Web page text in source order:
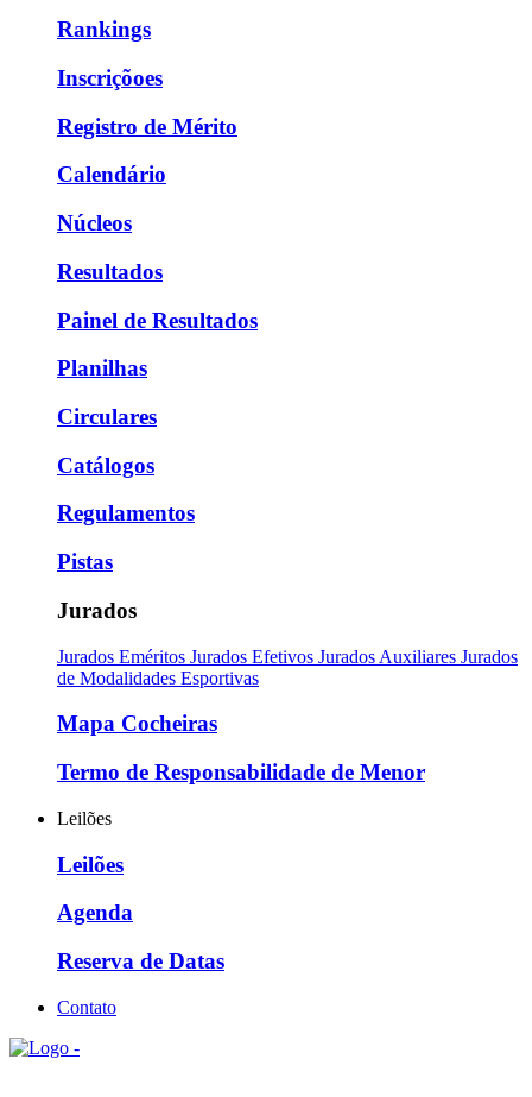
Rankings
Inscriçõoes
Registro de Mérito
Calendário
Núcleos
Resultados
Painel de Resultados
Planilhas
Circulares
Catálogos
Regulamentos
Pistas
Jurados
Jurados Eméritos Jurados Efetivos Jurados Auxiliares Jurados
de Modalidades Esportivas
Mapa Cocheiras
Termo de Responsabilidade de Menor
Leilões
Leilões
Agenda
Reserva de Datas
Contato